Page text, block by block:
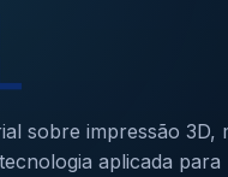
sobre impressão 3D,
aplicada para